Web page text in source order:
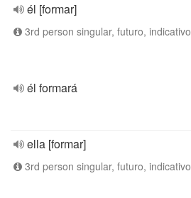
él [formar]
3rd person singular, futuro, indicativo
él formará
ella [formar]
3rd person singular, futuro, indicativo